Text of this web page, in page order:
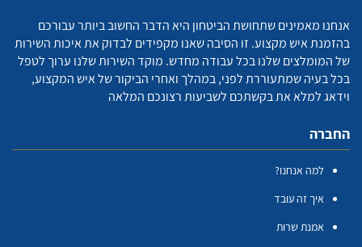
אנחנו מאמינים שתחושת הביטחון היא הדבר החשוב ביותר עבורכם
בהזמנת איש מקצוע. זו הסיבה שאנו מקפידים לבדוק את איכות השירות
של המומלצים שלנו בכל עבודה מחדש. מוקד השירות שלנו ערוך לטפל
בכל בעיה שמתעוררת לפני, במהלך ואחרי הביקור של איש המקצוע,
וידאג למלא את בקשתכם לשביעות רצונכם המלאה
החברה
למה אנחנו?
איך זה עובד
אמנת שרות